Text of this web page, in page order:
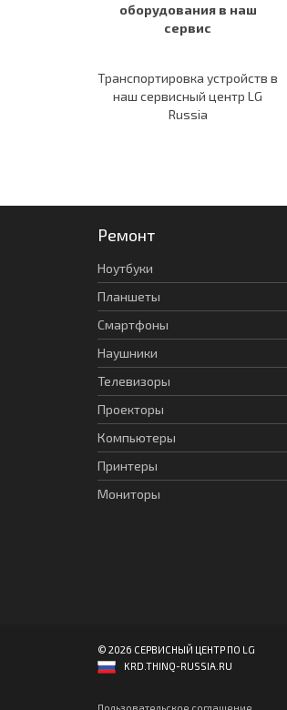
оборудования в наш
сервис
Транспортировка устройств в
наш сервисный центр LG
Russia
Ремонт
Ноутбуки
Планшеты
Смартфоны
Наушники
Телевизоры
Проекторы
Компьютеры
Принтеры
Мониторы
© 2026 СЕРВИСНЫЙ ЦЕНТР ПО LG
KRD.THINQ-RUSSIA.RU
Пользовательское соглашение